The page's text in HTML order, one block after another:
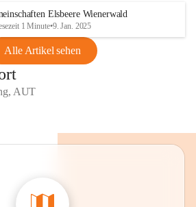
Elsbeere Wienerwald
1 Minute•9. Jan. 2025
Alle Artikel sehen
AUT